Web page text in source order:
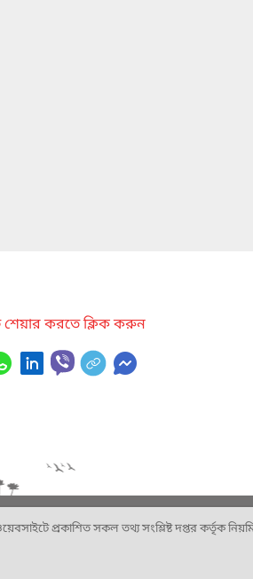
শেয়ার করতে ক্লিক করুন
প্রকাশিত সকল তথ্য সংশ্লিষ্ট দপ্তর কর্তৃক